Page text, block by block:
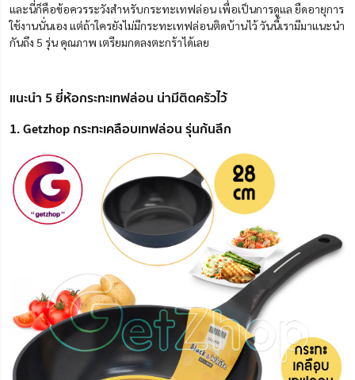
และนี่ก็คือข้อควรระวังสำหรับกระทะเทฟล่อน เพื่อเป็นการดูแล ยืดอายุการ
ใช้งานนั่นเอง แต่ถ้าใครยังไม่มีกระทะเทฟล่อนติดบ้านไว้ วันนี้เรามีมาแนะนำ
กันถึง 5 รุ่น คุณภาพ เตรียมกดลงตะกร้าได้เลย
แนะนำ 5 ยี่ห้อกระทะเทฟล่อน น่ามีติดครัวไว้
1. Getzhop กระทะเคลือบเทฟล่อน รุ่นก้นลึก